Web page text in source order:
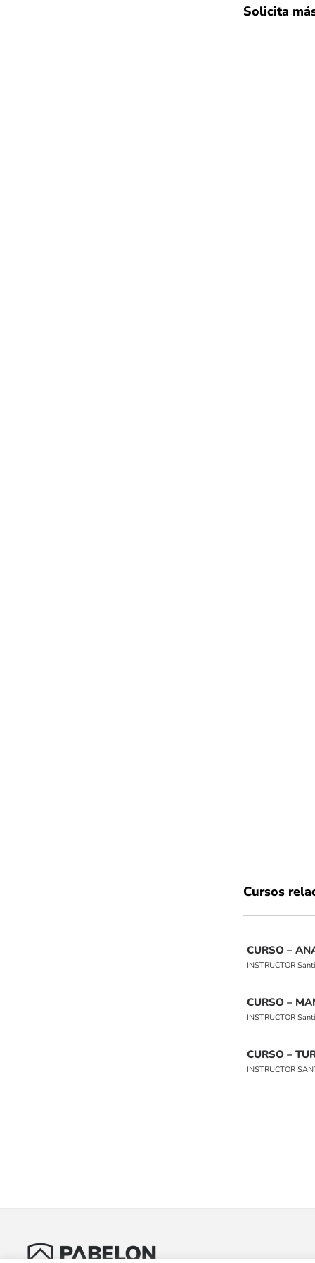
Solicita
Cursos
CURSO –
INSTRUCTOR
CURSO –
INSTRUCTOR
CURSO –
INSTRUCTOR